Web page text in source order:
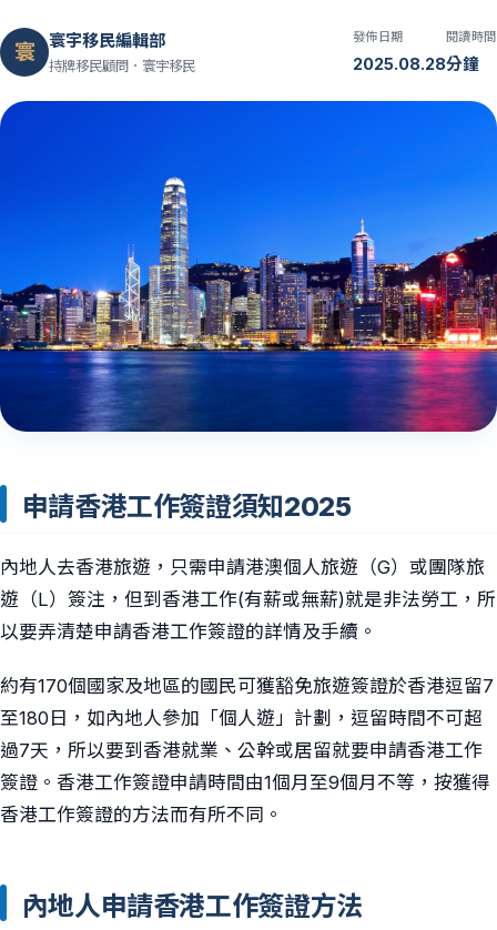
寰 寰宇移民編輯部
持牌移民顧問．寰宇移民
發佈日期
2025.08.28
閱讀時間
分鐘
申請香港工作簽證須知2025
內地人去香港旅遊，只需申請港澳個人旅遊（G）或團隊旅
遊（L）簽注，但到香港工作(有薪或無薪)就是非法勞工，所
以要弄清楚申請香港工作簽證的詳情及手續。
約有170個國家及地區的國民可獲豁免旅遊簽證於香港逗留7
至180日，如內地人參加「個人遊」計劃，逗留時間不可超
過7天，所以要到香港就業、公幹或居留就要申請香港工作
簽證。香港工作簽證申請時間由1個月至9個月不等，按獲得
香港工作簽證的方法而有所不同。
內地人申請香港工作簽證方法